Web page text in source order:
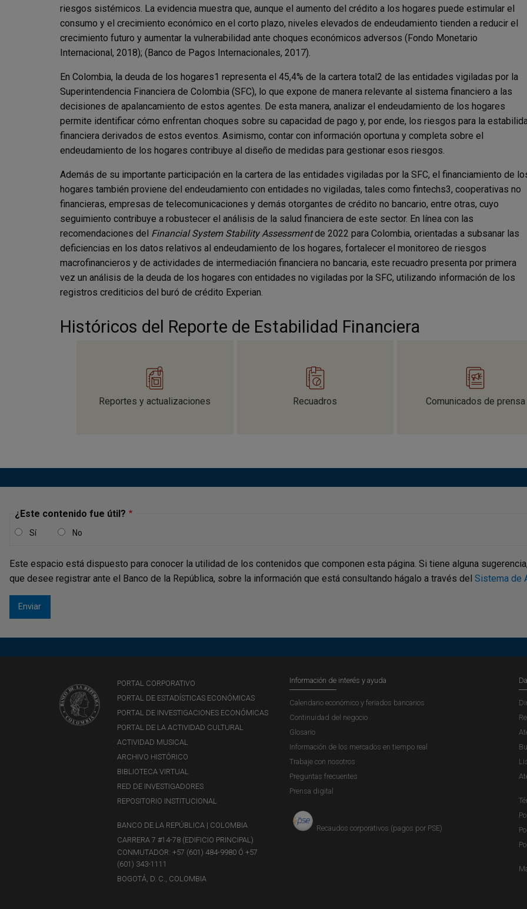
riesgos sistémicos. La evidencia muestra que, aunque el aumento del crédito a los hogares puede estimular el
consumo y el crecimiento económico en el corto plazo, niveles elevados de endeudamiento tienden a reducir el
crecimiento futuro y aumentar la vulnerabilidad ante choques económicos adversos (Fondo Monetario
Internacional, 2018); (Banco de Pagos Internacionales, 2017).
En Colombia, la deuda de los hogares1 representa el 45,4% de la cartera total2 de las entidades vigiladas por la
Superintendencia Financiera de Colombia (SFC), lo que expone de manera relevante al sistema financiero a las
decisiones de apalancamiento de estos agentes. De esta manera, analizar el endeudamiento de los hogares
permite identificar cómo enfrentan choques sobre su capacidad de pago y, por ende, los riesgos para la
financiera derivados de estos eventos. Asimismo, contar con información oportuna y completa sobre el
endeudamiento de los hogares contribuye al diseño de medidas para gestionar esos riesgos.
Además de su importante participación en la cartera de las entidades vigiladas por la SFC, el financiamiento de
hogares también proviene del endeudamiento con entidades no vigiladas, tales como fintechs3, cooperativas no
financieras, empresas de telecomunicaciones y demás otorgantes de crédito no bancario, entre otras, cuyo
seguimiento contribuye a robustecer el análisis de la salud financiera de este sector. En línea con las
recomendaciones del Financial System Stability Assessmentde 2022 para Colombia, orientadas a subsanar las
deficiencias en los datos relativos al endeudamiento de los hogares, fortalecer el monitoreo de riesgos
macrofinancieros y de actividades de intermediación financiera no bancaria, este recuadro presenta por primera
vez un análisis de la deuda de los hogares con entidades no vigiladas por la SFC, utilizando información de los
registros crediticios del buró de crédito Experian.
Históricos del Reporte de Estabilidad Financiera
Reportes y actualizaciones Recuadros Comunicados de prensa
¿Este contenido fue útil?
Sí No
Este espacio está dispuesto para conocer la utilidad de los contenidos que componen esta página. Si tiene alguna
que desee registrar ante el Banco de la República, sobre la información que está consultando hágalo a través del Sistema de
PORTAL CORPORATIVO
PORTAL DE ESTADÍSTICAS ECONÓMICAS
PORTAL DE INVESTIGACIONES ECONÓMICAS
PORTAL DE LA ACTIVIDAD CULTURAL
ACTIVIDAD MUSICAL
ARCHIVO HISTÓRICO
BIBLIOTECA VIRTUAL
RED DE INVESTIGADORES
REPOSITORIO INSTITUCIONAL
BANCO DE LA REPÚBLICA | COLOMBIA
CARRERA 7 #14-78 (EDIFICIO PRINCIPAL)
CONMUTADOR: +57 (601) 484-9980 Ó +57
(601) 343-1111
BOGOTÁ, D. C., COLOMBIA
Información de interés y ayuda
Calendario económico y feriados bancarios
Continuidad del negocio
Glosario
Información de los mercados en tiempo real
Trabaje con nosotros
Preguntas frecuentes
Prensa digital
Recaudos corporativos (pagos por PSE)